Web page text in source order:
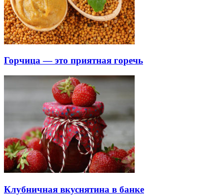
Горчица — это приятная горечь
Клубничная вкуснятина в банке